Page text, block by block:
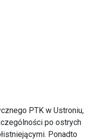
PTK w Ustroniu,
po ostrych
Ponadto